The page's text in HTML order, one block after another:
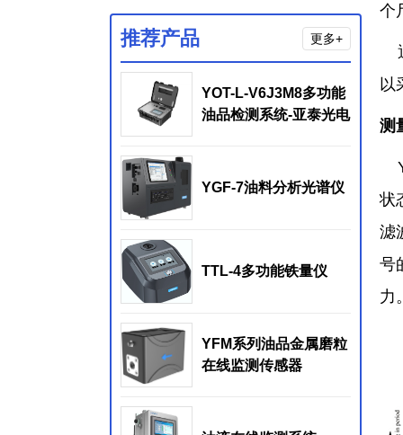
推荐产品 更多+
YOT-L-V6J3M8多功能
油品检测系统-亚泰光电
YGF-7油料分析光谱仪
TTL-4多功能铁量仪
YFM系列油品金属磨粒
在线监测传感器
个
以
测
状
滤
号
力